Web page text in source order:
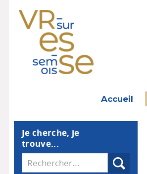
Accueil
Je cherche, je
trouve...
Recherche